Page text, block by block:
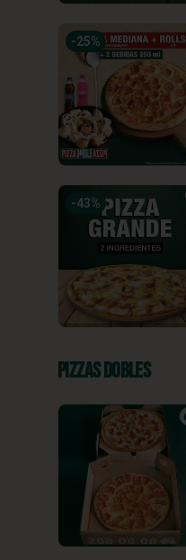
-25%
-43%
Pizzas Dobles